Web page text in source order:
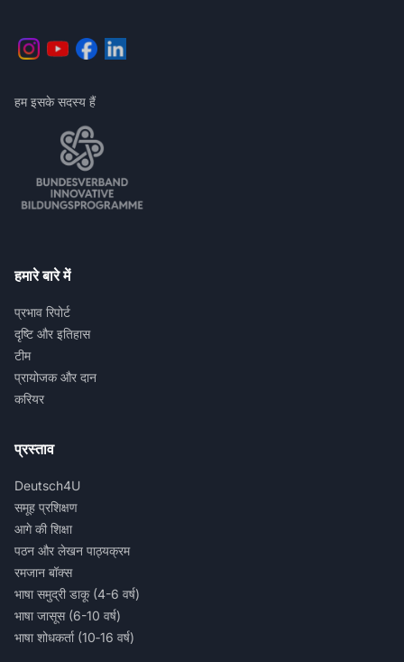
हम इसके सदस्य हैं
हमारे बारे में
प्रभाव रिपोर्ट
दृष्टि और इतिहास
टीम
प्रायोजक और दान
करियर
प्रस्ताव
Deutsch4U
समूह प्रशिक्षण
आगे की शिक्षा
पठन और लेखन पाठ्यक्रम
रमजान बॉक्स
भाषा समुद्री डाकू (4-6 वर्ष)
भाषा जासूस (6-10 वर्ष)
भाषा शोधकर्ता (10‑16 वर्ष)